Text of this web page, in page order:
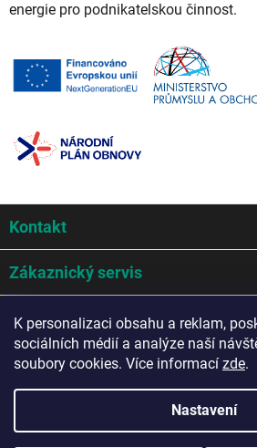
K personalizaci obsahu a reklam,
sociálních médií a analýze naší
soubory cookies. Více informací zde.
Nastavení
energie pro podnikatelskou činnost.
p
t
Kontakt
Zákaznický servis
Mohlo by se hodit
Potřebujete poradit?